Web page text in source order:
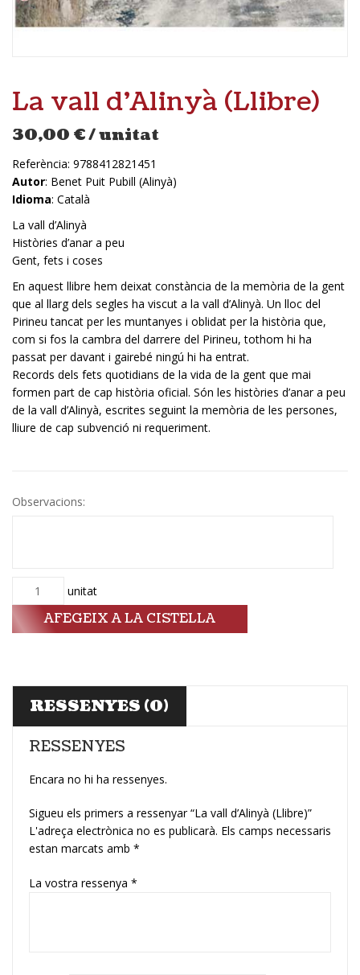
La vall d’Alinyà (Llibre)
30,00 €/ unitat
Referència: 9788412821451
Autor: Benet Puit Pubill (Alinyà)
Idioma: Català
La vall d’Alinyà
Històries d’anar a peu
Gent, fets i coses
En aquest llibre hem deixat constància de la memòria de la gent
que al llarg dels segles ha viscut a la vall d’Alinyà. Un lloc del
Pirineu tancat per les muntanyes i oblidat per la història que,
com si fos la cambra del darrere del Pirineu, tothom hi ha
passat per davant i gairebé ningú hi ha entrat.
Records dels fets quotidians de la vida de la gent que mai
formen part de cap història oficial. Són les històries d’anar a peu
de la vall d’Alinyà, escrites seguint la memòria de les persones,
lliure de cap subvenció ni requeriment.
Observacions:
Quantitat unitat
AFEGEIX A LA CISTELLA
RESSENYES (0)
RESSENYES
Encara no hi ha ressenyes.
Sigueu els primers a ressenyar “La vall d’Alinyà (Llibre)”
L'adreça electrònica no es publicarà. Els camps necessaris
estan marcats amb *
La vostra ressenya *